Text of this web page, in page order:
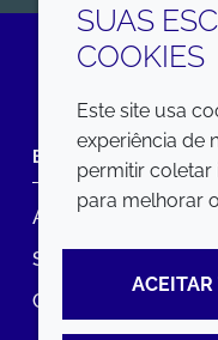
EMPRESA
Annual Report
Sustainability Report
Croda.com
SUAS
COOKIES
Este site usa
experiência de
permitir
para melhorar
ACEITAR